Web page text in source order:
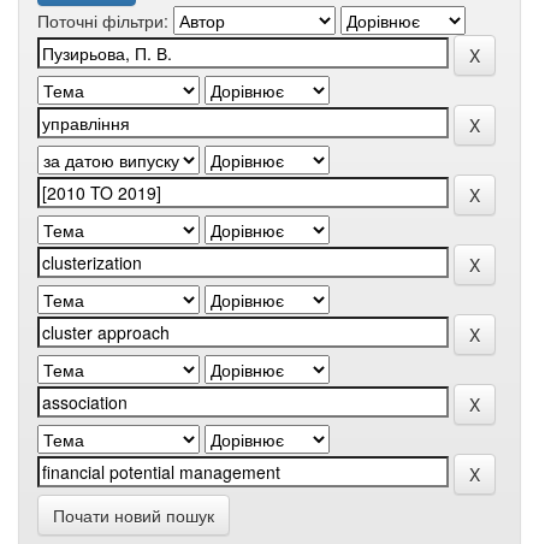
Поточні фільтри:
Почати новий пошук